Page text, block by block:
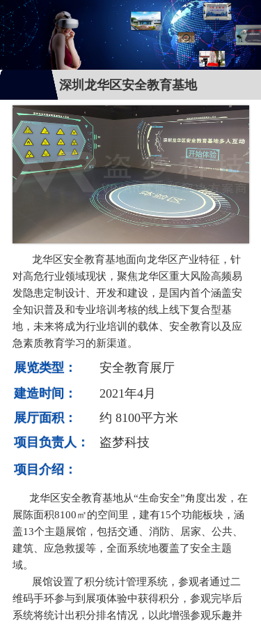
龙华区安全教育基地面向龙华区产业特征，针
对高危行业领域现状，聚焦龙华区重大风险高频易
发隐患定制设计、开发和建设，是国内首个涵盖安
全知识普及和专业培训考核的线上线下复合型基
地，未来将成为行业培训的载体、安全教育以及应
急素质教育学习的新渠道。
深圳龙华区安全教育基地
展览类型：
安全教育展厅
建造时间：
2021年4月
展厅面积：
约 8100平方米
项目负责人：
盗梦科技
项目介绍：
龙华区安全教育基地从“生命安全”角度出发，在
展陈面积8100㎡的空间里，建有15个功能板块，涵
盖13个主题展馆，包括交通、消防、居家、公共、
建筑、应急救援等，全面系统地覆盖了安全主题
域。
展馆设置了积分统计管理系统，参观者通过二
维码手环参与到展项体验中获得积分，参观完毕后
系统将统计出积分排名情况，以此增强参观乐趣并